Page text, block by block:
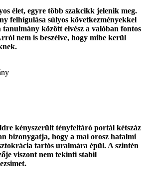
élet, egyre több szakcikk jelenik meg.
felhígulása súlyos következményekkel
között elvész a valóban fontos
nem is beszélve, hogy mibe kerül
kényszerült tényfeltáró portál kétszáz
bizonygatja, hogy a mai orosz hatalmi
tartós uralmára épül. A szintén
viszont nem tekinti stabil